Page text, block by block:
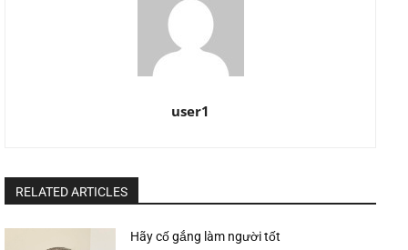
user1
RELATED ARTICLES
Hãy cố gắng làm người tốt